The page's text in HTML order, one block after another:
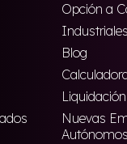
Opción a
Industriales
Blog
Liquidación
Nuevas
Autónomos